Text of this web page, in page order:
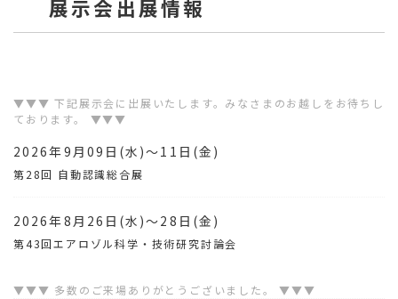
展示会出展情報
▼▼▼ 下記展示会に出展いたします。みなさまのお越しをお待ちし
ております。 ▼▼▼
2026年9月09日(水)～11日(金)
第28回 自動認識総合展
2026年8月26日(水)～28日(金)
第43回エアロゾル科学・技術研究討論会
▼▼▼ 多数のご来場ありがとうございました。 ▼▼▼